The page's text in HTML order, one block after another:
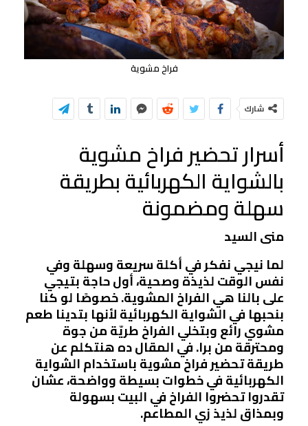
فراخ مشوية
شارك
أسرار تحضير فراخ مشوية
بالشواية الكهربائية بطريقة
سهلة ومضمونة
منى السيد
لما نيجي نفكر في أكلة سريعة وسهلة وفي
نفس الوقت لذيذة وصحية، أول حاجة بتيجي
على بالنا هي الفراخ المشوية. خصوصًا لو كنا
بنحبها في الشواية الكهربائية لأنها بتدينا طعم
مشوي رائع وبتخلي الفراخ طريّة من جوة
ومحترقة من برا. في المقال ده هنتكلم عن
طريقة تحضير فراخ مشوية باستخدام الشواية
الكهربائية في خطوات بسيطة وواضحة، عشان
تقدروا تحضروا الفراخ في البيت بسهولة
وبمذاق لذيذ زي المطاعم.